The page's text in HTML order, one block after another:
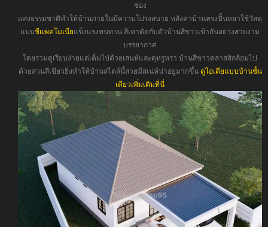
ช่อง
แสงธรรมชาติทำให้บ้านภายในมีความโปร่งสบาย หลังคาบ้านทรงปั้นหยาใช้วัสดุ
แบบซีแพคโมเนียแข็งแรงทนทาน สีเทาตัดกับตัวบ้านสีขาวเข้ากันอย่างสวยงาม
บรรยากาศ
โดยรวมดูเรียบง่ายแต่เต็มไปด้วยเสน่ห์และดุหรูหรา บ้านสีขาวคลาสสิกล้อมไป
ด้วยสวนสีเขียวยิ่งทำให้บ้านสไตล์นี้สวยมีสเน่ห์น่าอยูมากขึ้น ดูไอเดียแบบบ้านชั้น
เดียวเพิ่มเติมที่นี่